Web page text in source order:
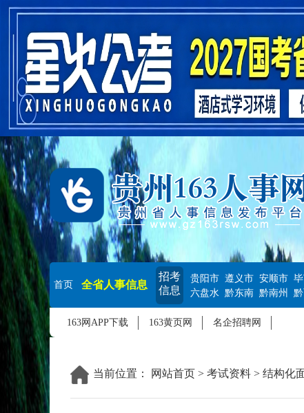
首页 全省人事信息
招考
信息
贵阳市 遵义市 安顺市
六盘水 黔东南 黔南州
163网APP下载 163黄页网 名企招聘网
当前位置： 网站首页 > 考试资料 > 结构化